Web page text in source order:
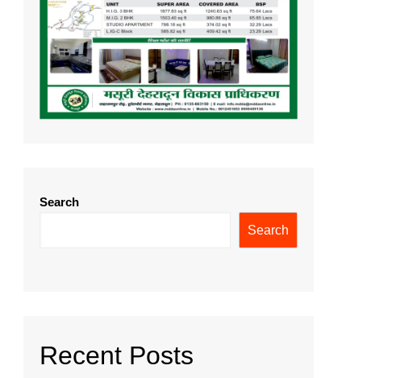
Search
Search
Recent Posts